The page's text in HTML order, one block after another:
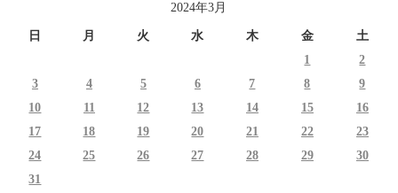
2024年3月
日 月 火 水 木 金
土
1
2
3
4 5 6 7 8
9
10
11 12 13 14 15
16
17
18 19 20 21 22
23
24
25 26 27 28 29
30
31